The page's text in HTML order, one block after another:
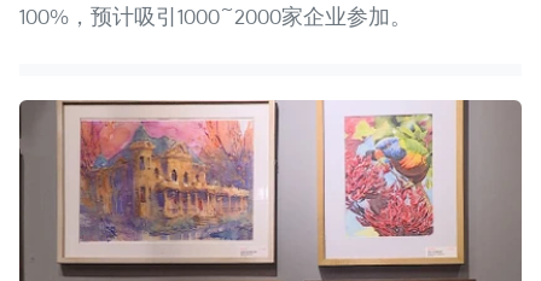
100%，预计吸引1000~2000家企业参加。